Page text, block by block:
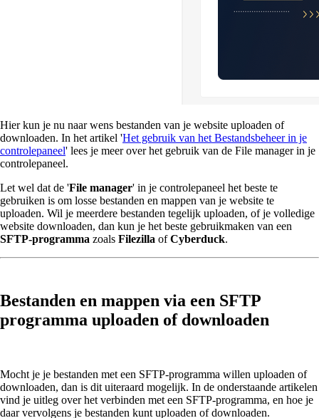
Hier kun je nu naar wens bestanden van je website uploaden of
downloaden. In het artikel 'Het gebruik van het Bestandsbeheer in je
controlepaneel' lees je meer over het gebruik van de File manager in je
controlepaneel.
Let wel dat de 'File manager' in je controlepaneel het beste te
gebruiken is om losse bestanden en mappen van je website te
uploaden. Wil je meerdere bestanden tegelijk uploaden, of je volledige
website downloaden, dan kun je het beste gebruikmaken van een
SFTP-programma zoals Filezilla ofCyberduck.
Bestanden en mappen via een SFTP
programma uploaden of downloaden
Mocht je je bestanden met een SFTP-programma willen uploaden of
downloaden, dan is dit uiteraard mogelijk. In de onderstaande artikelen
vind je uitleg over het verbinden met een SFTP-programma, en hoe je
daar vervolgens je bestanden kunt uploaden of downloaden.